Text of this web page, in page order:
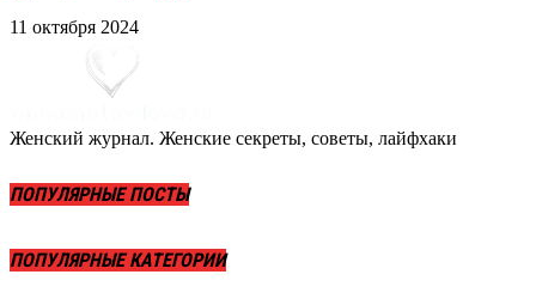
11 октября 2024
Женский журнал. Женские секреты, советы, лайфхаки
ПОПУЛЯРНЫЕ ПОСТЫ
ПОПУЛЯРНЫЕ КАТЕГОРИИ